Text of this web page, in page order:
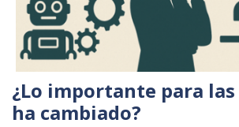
¿Lo importante para
ha cambiado?